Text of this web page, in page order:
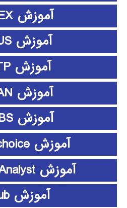
آموزش CPLEX
آموزش EDIUS
آموزش EMTP
آموزش ePLAN
آموزش ETABS
آموزش expert choice
آموزش Frontier Analyst
آموزش github